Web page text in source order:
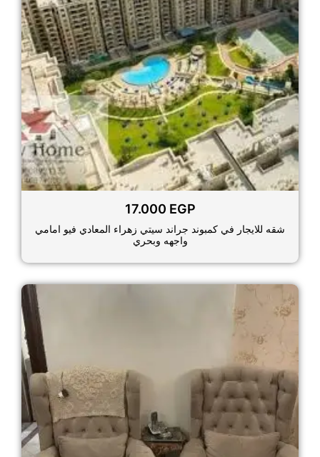
17.000 EGP
شقه للايجار في كمبوند جراند سيتي زهراء المعادي فيو امامي
واجهه وبحري